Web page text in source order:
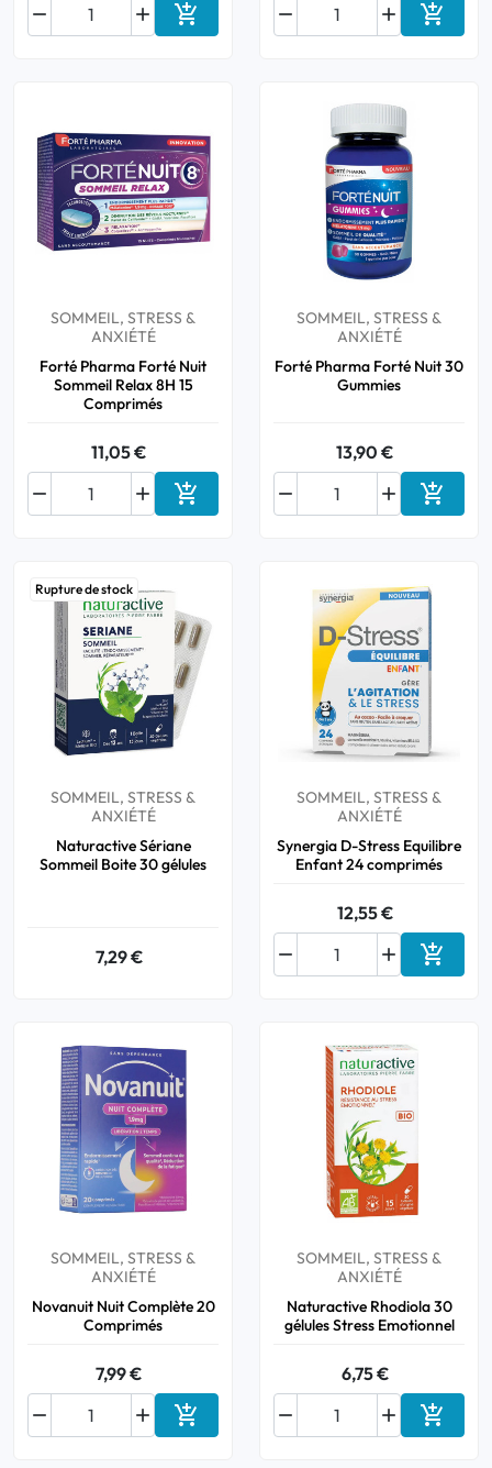

 Ajouter au panier

 
SOMMEIL, STRESS &
ANXIÉTÉ
Forté Pharma Forté Nuit
Sommeil Relax 8H 15
Comprimés
11,05 €

 Ajouter au panier
SOMMEIL, STRESS &
ANXIÉTÉ
Forté Pharma Forté Nuit 30
Gummies
13,90 €

 
Rupture de stock
SOMMEIL, STRESS &
ANXIÉTÉ
Naturactive Sériane
Sommeil Boite 30 gélules
7,29 €
SOMMEIL, STRESS &
ANXIÉTÉ
Synergia D-Stress Equilibre
Enfant 24 comprimés
12,55 €

 
SOMMEIL, STRESS &
ANXIÉTÉ
Novanuit Nuit Complète 20
Comprimés
7,99 €

 Ajouter au panier
SOMMEIL, STRESS &
ANXIÉTÉ
Naturactive Rhodiola 30
gélules Stress Emotionnel
6,75 €

 